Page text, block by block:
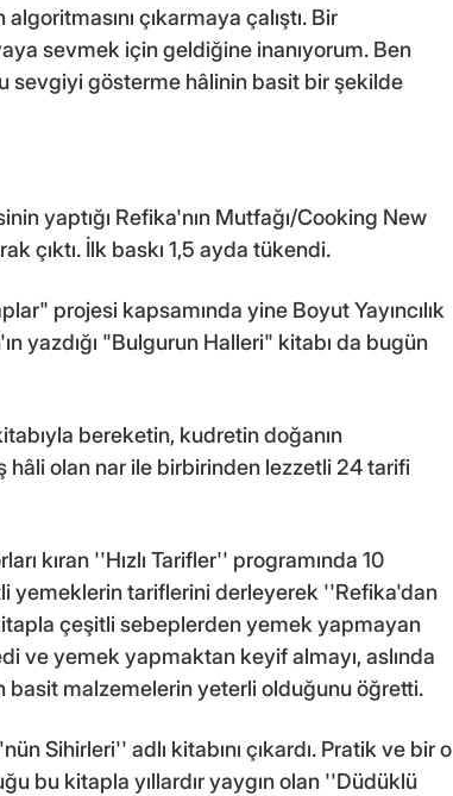
çıkarmaya çalıştı. Bir
sevmek için geldiğine inanıyorum. Ben
sevgiyi gösterme hâlinin basit bir şekilde
yaptığı Refika'nın Mutfağı/Cooking New
çıktı. İlk baskı 1,5 ayda tükendi.
projesi kapsamında yine Boyut Yayıncılık
yazdığı "Bulgurun Halleri" kitabı da bugün
bereketin, kudretin doğanın
olan nar ile birbirinden lezzetli 24 tarifi
kıran ''Hızlı Tarifler'' programında 10
yemeklerin tariflerini derleyerek ''Refika'dan
kitapla çeşitli sebeplerden yemek yapmayan
ve yemek yapmaktan keyif almayı, aslında
malzemelerin yeterli olduğunu öğretti.
Sihirleri'' adlı kitabını çıkardı. Pratik ve bir o
bu kitapla yıllardır yaygın olan ''Düdüklü